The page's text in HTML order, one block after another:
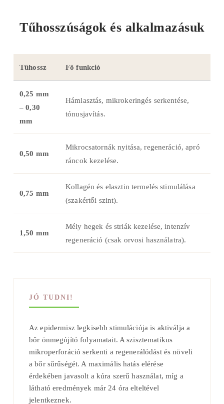
Tűhosszúságok és alkalmazásuk
Tűhossz Fő funkció
0,25 mm
– 0,30
mm
Hámlasztás, mikrokeringés serkentése,
tónusjavítás.
0,50 mm
Mikrocsatornák nyitása, regeneráció, apró
ráncok kezelése.
0,75 mm
Kollagén és elasztin termelés stimulálása
(szakértői szint).
1,50 mm
Mély hegek és striák kezelése, intenzív
regeneráció (csak orvosi használatra).
JÓ TUDNI!
Az epidermisz legkisebb stimulációja is aktiválja a
bőr önmegújító folyamatait. A szisztematikus
mikroperforáció serkenti a regenerálódást és növeli
a bőr sűrűségét. A maximális hatás elérése
érdekében javasolt a kúra szerű használat, míg a
látható eredmények már 24 óra elteltével
jelentkeznek.